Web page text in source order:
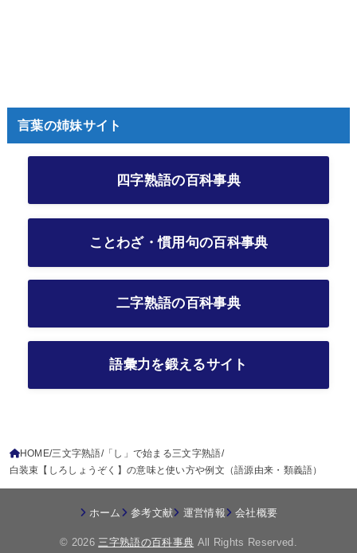
言葉の姉妹サイト
四字熟語の百科事典
ことわざ・慣用句の百科事典
二字熟語の百科事典
語彙力を鍛えるサイト
HOME 三文字熟語 「し」で始まる三文字熟語
白装束【しろしょうぞく】の意味と使い方や例文（語源由来・類義語）
ホーム 参考文献 運営情報 会社概要
© 2026 三字熟語の百科事典 All Rights Reserved.